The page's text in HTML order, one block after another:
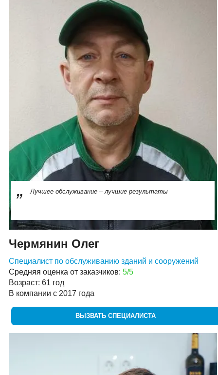
Лучшее обслуживание – лучшие результаты
Чермянин Олег
Специалист по обслуживанию зданий и сооружений
Средняя оценка от заказчиков: 5/5
Возраст: 61 год
В компании с 2017 года
ВЫЗВАТЬ СПЕЦИАЛИСТА